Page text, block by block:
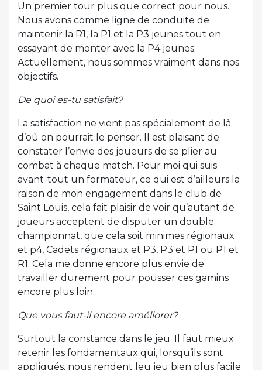
Un premier tour plus que correct pour nous.
Nous avons comme ligne de conduite de
maintenir la R1, la P1 et la P3 jeunes tout en
essayant de monter avec la P4 jeunes.
Actuellement, nous sommes vraiment dans nos
objectifs.
De quoi es-tu satisfait?
La satisfaction ne vient pas spécialement de là
d’où on pourrait le penser. Il est plaisant de
constater l’envie des joueurs de se plier au
combat à chaque match. Pour moi qui suis
avant-tout un formateur, ce qui est d’ailleurs la
raison de mon engagement dans le club de
Saint Louis, cela fait plaisir de voir qu’autant de
joueurs acceptent de disputer un double
championnat, que cela soit minimes régionaux
et p4, Cadets régionaux et P3, P3 et P1 ou P1 et
R1. Cela me donne encore plus envie de
travailler durement pour pousser ces gamins
encore plus loin.
Que vous faut-il encore améliorer?
Surtout la constance dans le jeu. Il faut mieux
retenir les fondamentaux qui, lorsqu’ils sont
appliqués, nous rendent leu jeu bien plus facile.